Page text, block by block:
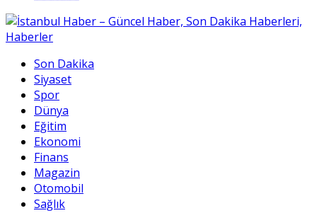
Son Dakika
Siyaset
Spor
Dünya
Eğitim
Ekonomi
Finans
Magazin
Otomobil
Sağlık